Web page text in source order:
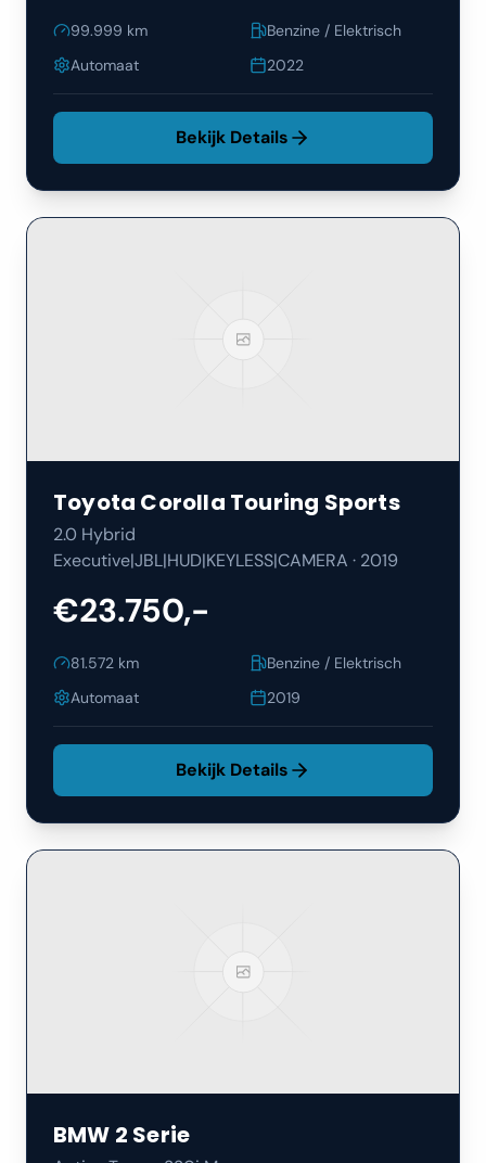
99.999 km
Benzine / Elektrisch
Automaat
2022
Bekijk Details
Toyota Corolla Touring Sports
2.0 Hybrid
Executive|JBL|HUD|KEYLESS|CAMERA · 2019
€23.750,-
81.572 km
Benzine / Elektrisch
Automaat
2019
Bekijk Details
BMW 2 Serie